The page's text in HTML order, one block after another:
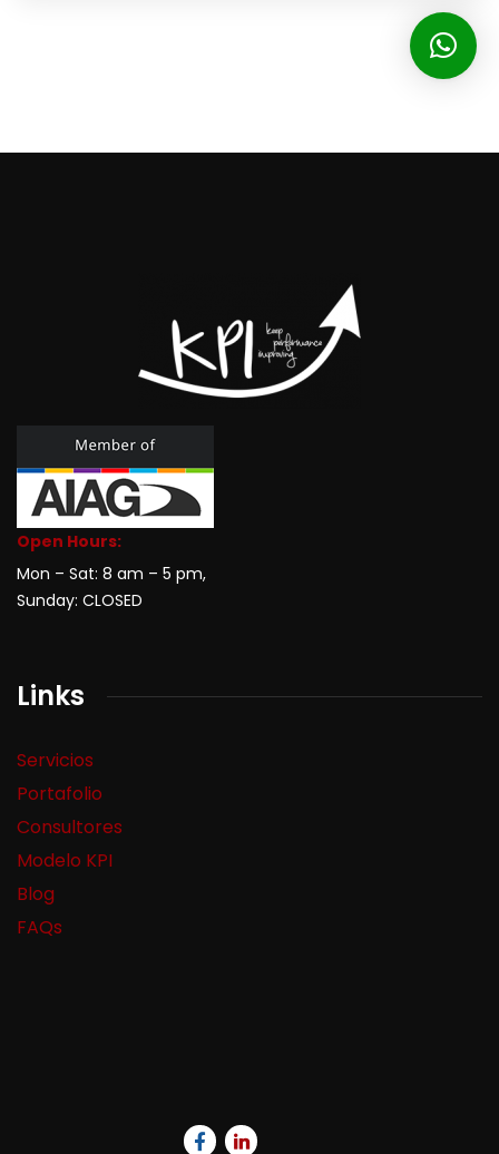
Open Hours:
Mon – Sat: 8 am – 5 pm,
Sunday: CLOSED
Links
Servicios
Portafolio
Consultores
Modelo KPI
Blog
FAQs